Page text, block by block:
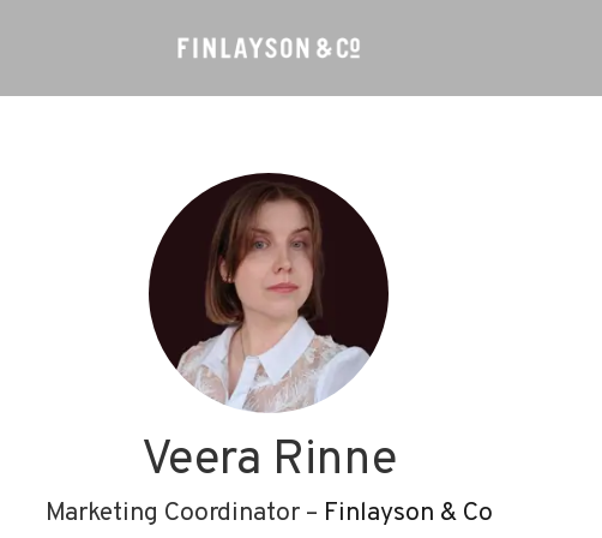
Veera Rinne
Marketing Coordinator – Finlayson & Co